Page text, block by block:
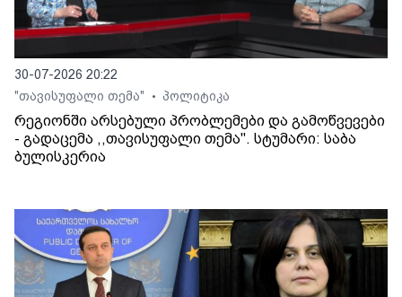
30-07-2026 20:22
"თავისუფალი თემა"
• პოლიტიკა
რეგიონში არსებული პრობლემები და გამოწვევები
- გადაცემა ,,თავისუფალი თემა". სტუმარი: საბა
ბულისკერია